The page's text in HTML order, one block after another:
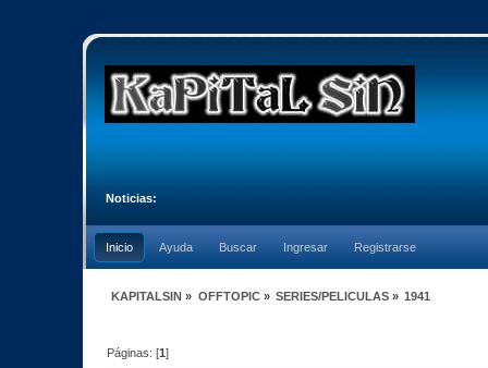
Noticias:
Inicio Ayuda Buscar Ingresar Registrarse
KAPITALSIN » OFFTOPIC» SERIES/PELICULAS» 1941
Páginas: [1]